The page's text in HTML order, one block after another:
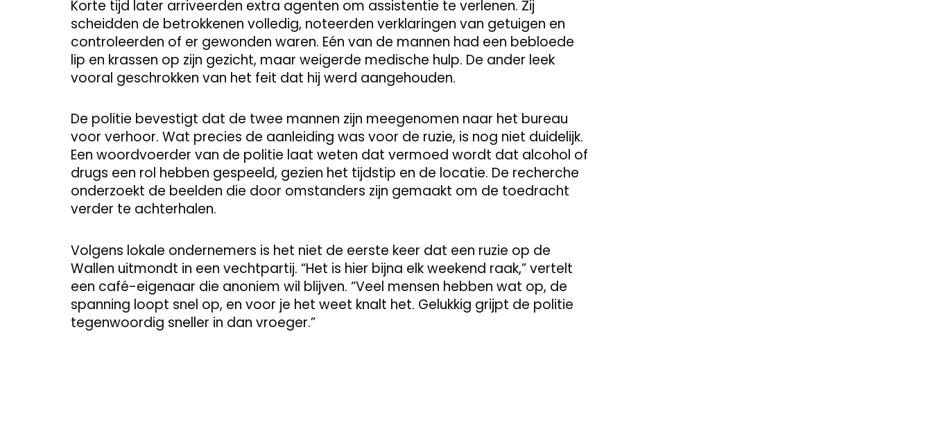
Korte tijd later arriveerden extra agenten om assistentie te verlenen. Zij
scheidden de betrokkenen volledig, noteerden verklaringen van getuigen en
controleerden of er gewonden waren. Eén van de mannen had een bebloede
lip en krassen op zijn gezicht, maar weigerde medische hulp. De ander leek
vooral geschrokken van het feit dat hij werd aangehouden.
De politie bevestigt dat de twee mannen zijn meegenomen naar het bureau
voor verhoor. Wat precies de aanleiding was voor de ruzie, is nog niet duidelijk.
Een woordvoerder van de politie laat weten dat vermoed wordt dat alcohol of
drugs een rol hebben gespeeld, gezien het tijdstip en de locatie. De recherche
onderzoekt de beelden die door omstanders zijn gemaakt om de toedracht
verder te achterhalen.
Volgens lokale ondernemers is het niet de eerste keer dat een ruzie op de
Wallen uitmondt in een vechtpartij. “Het is hier bijna elk weekend raak,” vertelt
een café-eigenaar die anoniem wil blijven. “Veel mensen hebben wat op, de
spanning loopt snel op, en voor je het weet knalt het. Gelukkig grijpt de politie
tegenwoordig sneller in dan vroeger.”